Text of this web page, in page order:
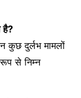
है?
कुछ दुर्लभ मामलों
से निम्न